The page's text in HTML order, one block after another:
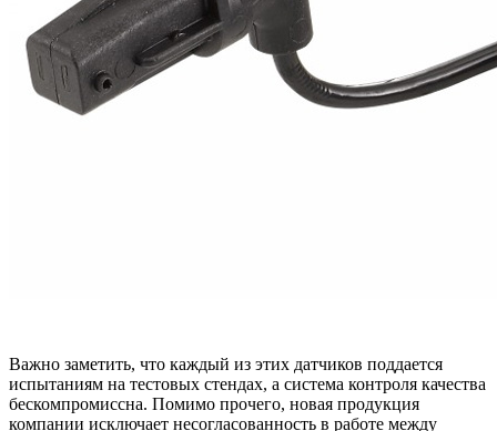
Важно заметить, что каждый из этих датчиков поддается
испытаниям на тестовых стендах, а система контроля качества
бескомпромиссна. Помимо прочего, новая продукция
компании исключает несогласованность в работе между